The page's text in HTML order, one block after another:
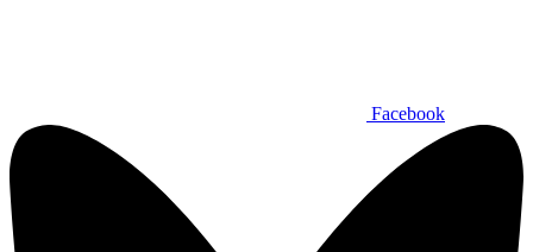
Facebook